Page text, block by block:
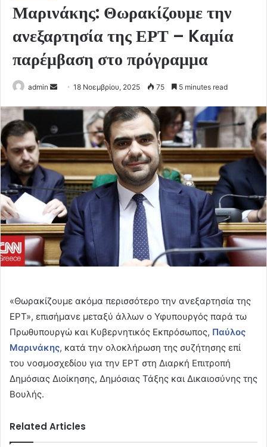
Μαρινάκης: Θωρακίζουμε την
ανεξαρτησία της ΕΡΤ – Kαμία
παρέμβαση στο πρόγραμμα
admin
Send18 Νοεμβρίου, 2025 75 5 minutes read
«Θωρακίζουμε ακόμα περισσότερο την ανεξαρτησία της
ΕΡΤ», επισήμανε μεταξύ άλλων ο Υφυπουργός παρά τω
Πρωθυπουργώ και Κυβερνητικός Εκπρόσωπος, Παύλος
Μαρινάκης, κατά την ολοκλήρωση της συζήτησης επί
του νοσμοσχεδίου για την ΕΡΤ στη Διαρκή Επιτροπή
Δημόσιας Διοίκησης, Δημόσιας Τάξης και Δικαιοσύνης της
Βουλής.
Related Articles